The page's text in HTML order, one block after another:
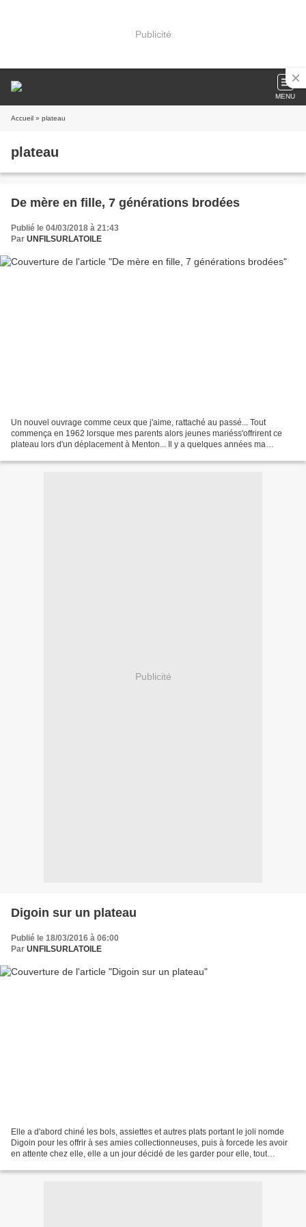
Publicité
MENU
Accueil » plateau
plateau
De mère en fille, 7 générations brodées
Publié le 04/03/2018 à 21:43
Par UNFILSURLATOILE
Un nouvel ouvrage comme ceux que j'aime, rattaché au passé... Tout
commença en 1962 lorsque mes parents alors jeunes mariéss'offrirent ce
plateau lors d'un déplacement à Menton... Il y a quelques années ma
Publicité
Digoin sur un plateau
Publié le 18/03/2016 à 06:00
Par UNFILSURLATOILE
Elle a d'abord chiné les bols, assiettes et autres plats portant le joli nomde
Digoin pour les offrir à ses amies collectionneuses, puis à forcede les avoir
en attente chez elle, elle a un jour décidé de les garder pour elle, tout